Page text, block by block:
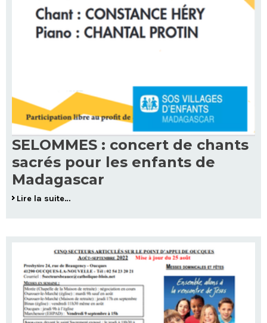
SELOMMES : concert de chants
sacrés pour les enfants de
Madagascar
Lire la suite…